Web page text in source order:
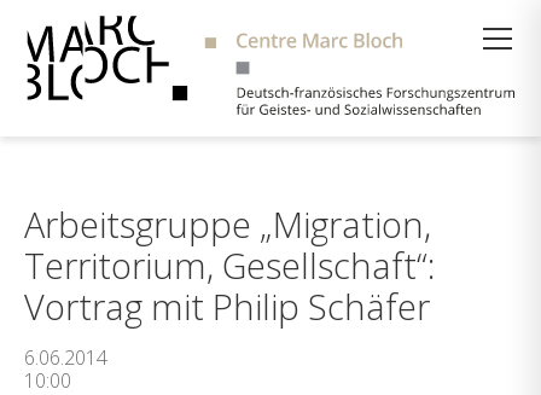
Arbeitsgruppe „Migration,
Territorium, Gesellschaft“:
Vortrag mit Philip Schäfer
6.06.2014
10:00